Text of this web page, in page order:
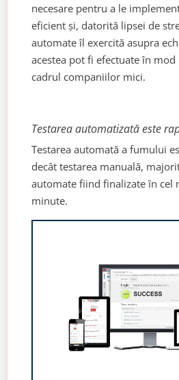
necesare pentru a le
eficient și, datorită lipsei de
automate îl exercită asupra
acestea pot fi efectuate în
cadrul companiilor mici.
Testarea automatizată este
Testarea automată a fumului
decât testarea manuală,
automate fiind finalizate în cel
minute.